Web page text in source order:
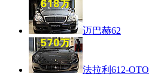
迈巴赫62
法拉利612-OTO